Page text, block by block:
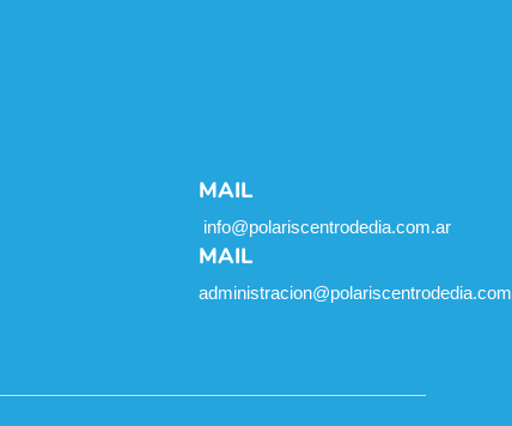
MAIL
info@polariscentrodedia.com.ar
MAIL